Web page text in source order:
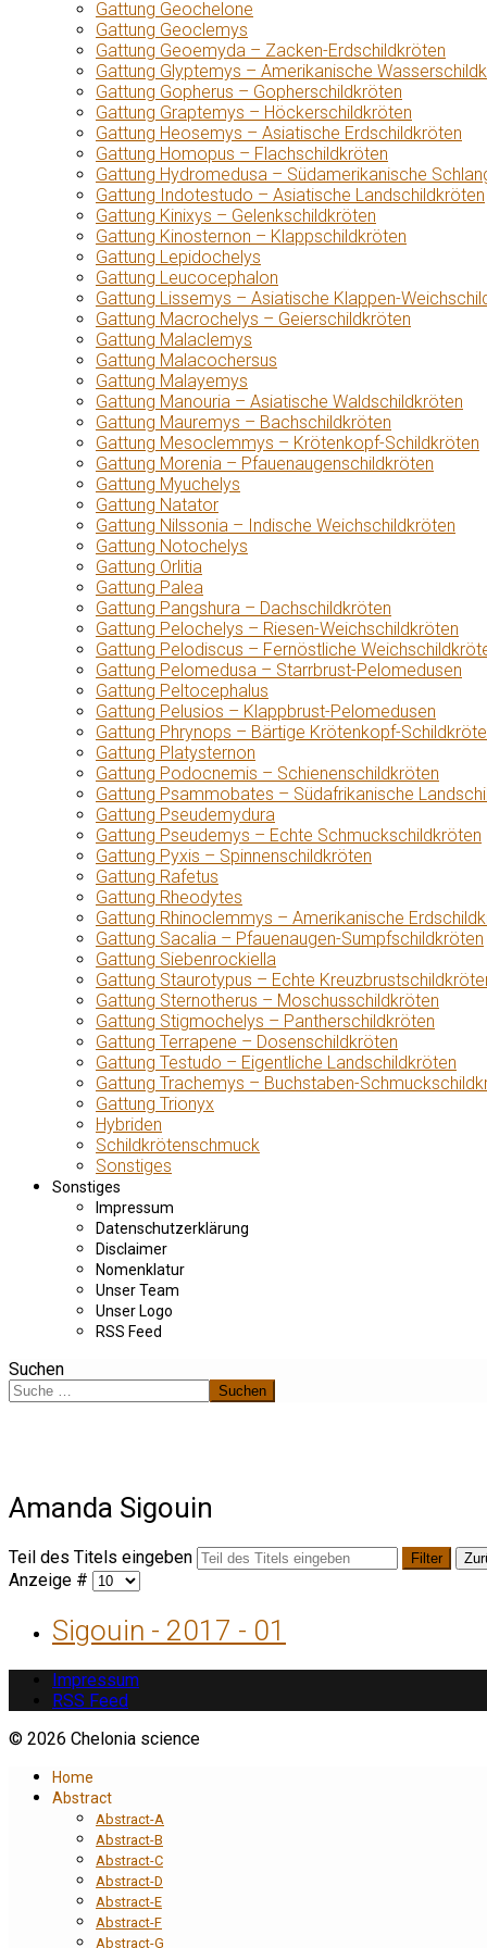
Gattung Geochelone
Gattung Geoclemys
Gattung Geoemyda – Zacken-Erdschildkröten
Gattung Glyptemys – Amerikanische
Gattung Gopherus – Gopherschildkröten
Gattung Graptemys – Höckerschildkröten
Gattung Heosemys – Asiatische Erdschildkröten
Gattung Homopus – Flachschildkröten
Gattung Hydromedusa – Südamerikanische
Gattung Indotestudo – Asiatische Landschildkröten
Gattung Kinixys – Gelenkschildkröten
Gattung Kinosternon – Klappschildkröten
Gattung Lepidochelys
Gattung Leucocephalon
Gattung Lissemys – Asiatische Klappen-
Gattung Macrochelys – Geierschildkröten
Gattung Malaclemys
Gattung Malacochersus
Gattung Malayemys
Gattung Manouria – Asiatische Waldschildkröten
Gattung Mauremys – Bachschildkröten
Gattung Mesoclemmys – Krötenkopf-Schildkröten
Gattung Morenia – Pfauenaugenschildkröten
Gattung Myuchelys
Gattung Natator
Gattung Nilssonia – Indische Weichschildkröten
Gattung Notochelys
Gattung Orlitia
Gattung Palea
Gattung Pangshura – Dachschildkröten
Gattung Pelochelys – Riesen-Weichschildkröten
Gattung Pelodiscus – Fernöstliche
Gattung Pelomedusa – Starrbrust-Pelomedusen
Gattung Peltocephalus
Gattung Pelusios – Klappbrust-Pelomedusen
Gattung Phrynops – Bärtige Krötenkopf-
Gattung Platysternon
Gattung Podocnemis – Schienenschildkröten
Gattung Psammobates – Südafrikanische
Gattung Pseudemydura
Gattung Pseudemys – Echte Schmuckschildkröten
Gattung Pyxis – Spinnenschildkröten
Gattung Rafetus
Gattung Rheodytes
Gattung Rhinoclemmys – Amerikanische
Gattung Sacalia – Pfauenaugen-Sumpfschildkröten
Gattung Siebenrockiella
Gattung Staurotypus – Echte
Gattung Sternotherus – Moschusschildkröten
Gattung Stigmochelys – Pantherschildkröten
Gattung Terrapene – Dosenschildkröten
Gattung Testudo – Eigentliche Landschildkröten
Gattung Trachemys – Buchstaben-
Gattung Trionyx
Hybriden
Schildkrötenschmuck
Sonstiges
Sonstiges
Impressum
Datenschutzerklärung
Disclaimer
Nomenklatur
Unser Team
Unser Logo
RSS Feed
Suchen
Suchen
Amanda Sigouin
Teil des Titels eingeben Filter
Anzeige #
Sigouin - 2017 - 01
Impressum
RSS Feed
© 2026 Chelonia science
Home
Abstract
Abstract-A
Abstract-B
Abstract-C
Abstract-D
Abstract-E
Abstract-F
Abstract-G